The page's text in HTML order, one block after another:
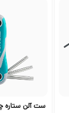
ست آلن ستاره